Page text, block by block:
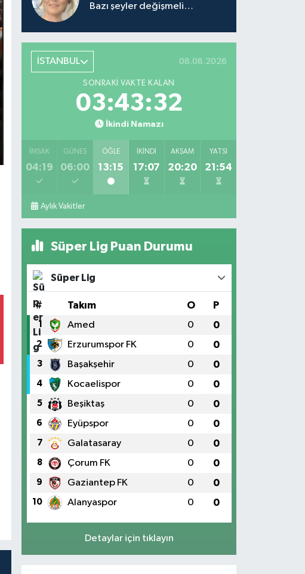
Bazı şeyler değişmeli…
İSTANBUL 08.08.2026
SONRAKI VAKTE KALAN
03:43:32
İkindi Namazı
İMSAK
04:19
GÜNEŞ
06:00
ÖĞLE
13:15
İKINDI
17:07
AKŞAM
20:20
YATSI
21:54
Aylık Vakitler
Süper Lig Puan Durumu
Süper Lig
# Takım O P
1 Amed 0 0
2 Erzurumspor FK 0 0
3 Başakşehir 0 0
4 Kocaelispor 0 0
5 Beşiktaş 0 0
6 Eyüpspor 0 0
7 Galatasaray 0 0
8 Çorum FK 0 0
9 Gaziantep FK 0 0
10 Alanyaspor 0 0
Detaylar için tıklayın